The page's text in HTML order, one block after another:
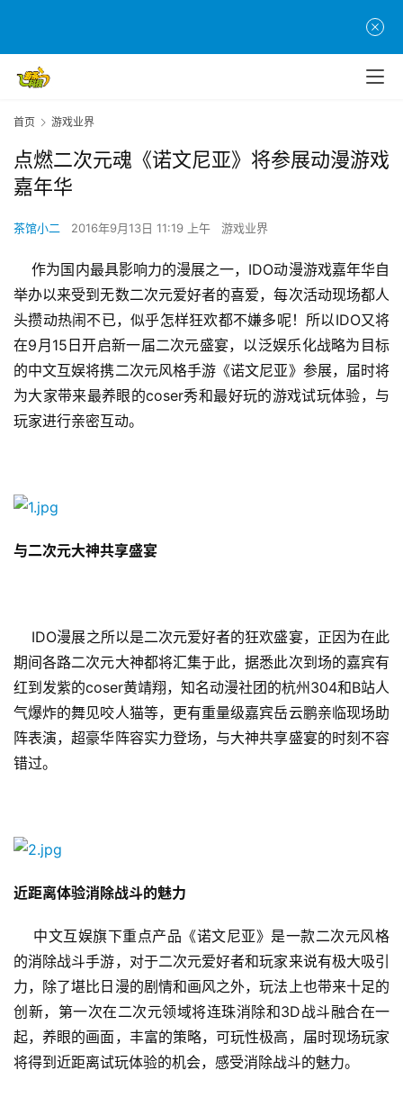
首
页
游
茶
游
业
手
机
游
戏
首页 游戏业界
点燃二次元魂《诺文尼亚》将参展动漫游戏
嘉年华
茶馆小二 2016年9月13日 11:19 上午 游戏业界
作为国内最具影响力的漫展之一，IDO动漫游戏嘉年华自
举办以来受到无数二次元爱好者的喜爱，每次活动现场都人
头攒动热闹不已，似乎怎样狂欢都不嫌多呢！所以IDO又将
在9月15日开启新一届二次元盛宴，以泛娱乐化战略为目标
的中文互娱将携二次元风格手游《诺文尼亚》参展，届时将
为大家带来最养眼的coser秀和最好玩的游戏试玩体验，与
玩家进行亲密互动。
与二次元大神共享盛宴
IDO漫展之所以是二次元爱好者的狂欢盛宴，正因为在此
期间各路二次元大神都将汇集于此，据悉此次到场的嘉宾有
红到发紫的coser黄靖翔，知名动漫社团的杭州304和B站人
气爆炸的舞见咬人猫等，更有重量级嘉宾岳云鹏亲临现场助
阵表演，超豪华阵容实力登场，与大神共享盛宴的时刻不容
错过。
近距离体验消除战斗的魅力
中文互娱旗下重点产品《诺文尼亚》是一款二次元风格
的消除战斗手游，对于二次元爱好者和玩家来说有极大吸引
力，除了堪比日漫的剧情和画风之外，玩法上也带来十足的
创新，第一次在二次元领域将连珠消除和3D战斗融合在一
起，养眼的画面，丰富的策略，可玩性极高，届时现场玩家
将得到近距离试玩体验的机会，感受消除战斗的魅力。